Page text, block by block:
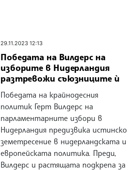
29.11.2023 12:13
Победата на Вилдерс на
изборите в Нидерландия
разтревожи съюзниците ѝ
Победата на крайнодесния
политик Герт Вилдерс на
парламентарните избори в
Нидерландия предизвика истинско
земетресение в нидерландската и
европейската политика. Преди,
Вилдерс и растящата подкрепа за